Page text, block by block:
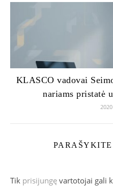
KLASCO vadovai
nariams pristatė
Tik prisijungę vartotojai gali